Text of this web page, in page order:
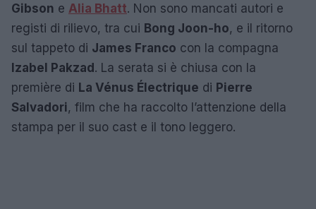
Gibson e Alia Bhatt. Non sono mancati autori e
registi di rilievo, tra cui Bong Joon-ho, e il ritorno
sul tappeto di James Franco con la compagna
Izabel Pakzad. La serata si è chiusa con la
première di La Vénus Électrique di Pierre
Salvadori, film che ha raccolto l’attenzione della
stampa per il suo cast e il tono leggero.